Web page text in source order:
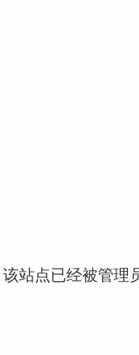
站点已经被管理